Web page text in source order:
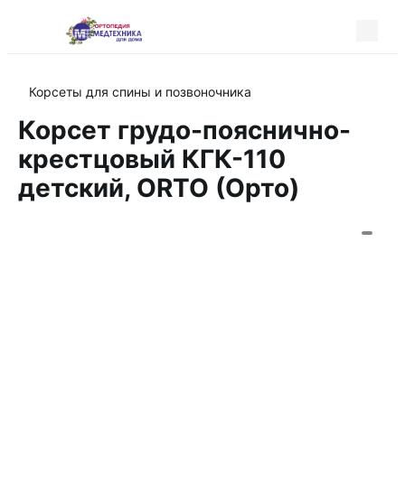
Корсеты для спины и позвоночника
Корсет грудо-пояснично-
крестцовый КГК-110
детский, ORTO (Орто)